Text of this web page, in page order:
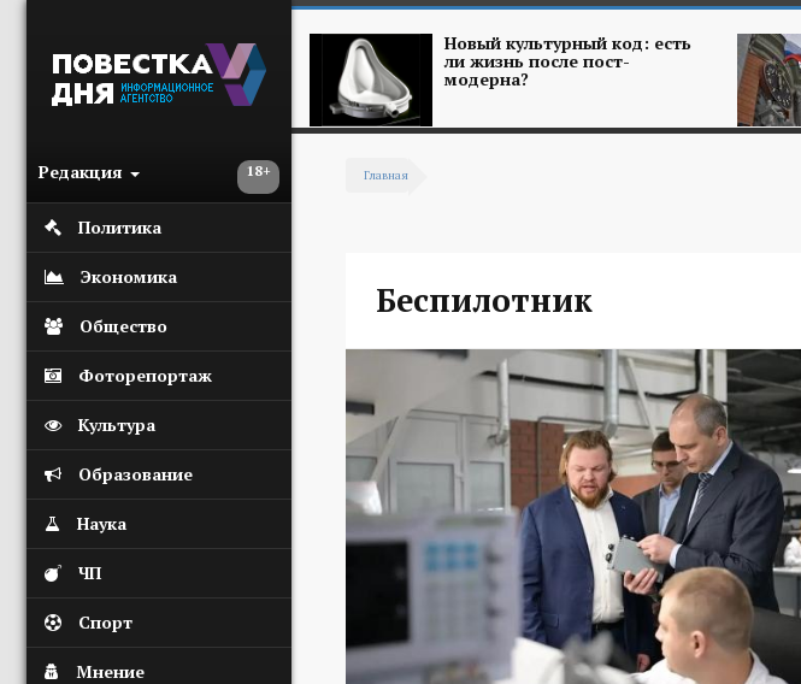
18+
Редакция
Политика
Экономика
Общество
Фоторепортаж
Культура
Образование
Наука
ЧП
Спорт
Мнение
Новый культурный код: есть
ли жизнь после пост-
модерна?
Главная
Беспилотник